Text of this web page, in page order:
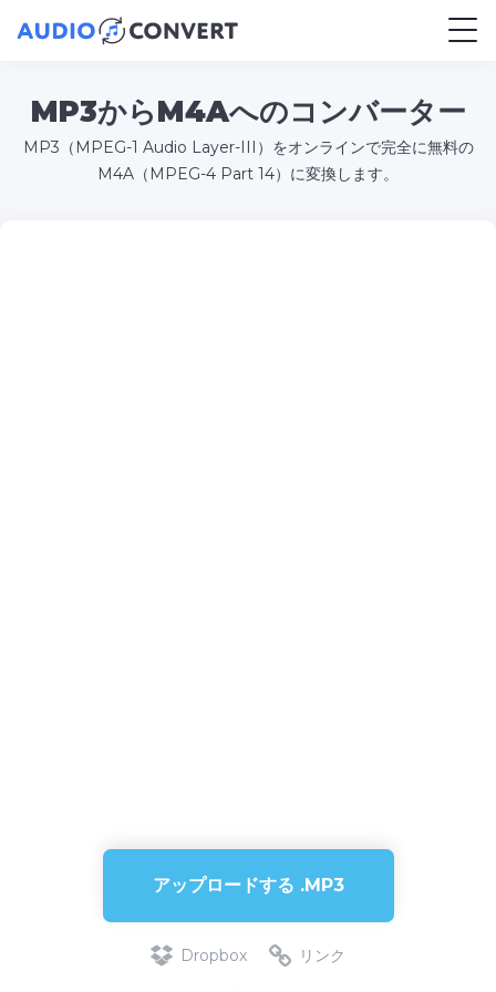
MP3からM4Aへのコンバーター
MP3（MPEG-1 Audio Layer-III）をオンラインで完全に無料の
M4A（MPEG-4 Part 14）に変換します。
アップロードする .MP3
Dropbox リンク